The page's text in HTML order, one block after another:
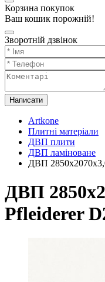
Корзина покупок
Ваш кошик порожній!
Зворотній дзвінок
Написати
Artkone
Плитні матеріали
ДВП плити
ДВП ламіноване
ДВП
ДВП
Pfleiderer